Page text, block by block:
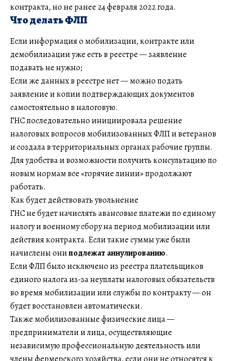
контракта, но не ранее 24 февраля 2022 года.
Что делать ФЛП
Если информация о мобилизации, контракте или
демобилизации уже есть в реестре — заявление
подавать не нужно;
Если же данных в реестре нет — можно подать
заявление и копии подтверждающих документов
самостоятельно в налоговую.
ГНС последовательно инициировала решение
налоговых вопросов мобилизованных ФЛП и ветеранов
и создала в территориальных органах рабочие группы.
Для удобства и возможности получить консультацию по
новым нормам все «горячие линии» продолжают
работать.
Как будет действовать увольнение
ГНС не будет начислять авансовые платежи по единому
налогу и военному сбору на период мобилизации или
действия контракта. Если такие суммы уже были
начислены ониподлежат аннулированию.
Если ФЛП было исключено из реестра плательщиков
единого налога из-за неуплаты налоговых обязательств
во время мобилизации или службы по контракту — он
будет восстановлен автоматически.
Также мобилизованные физические лица —
предприниматели и лица, осуществляющие
независимую профессиональную деятельность или